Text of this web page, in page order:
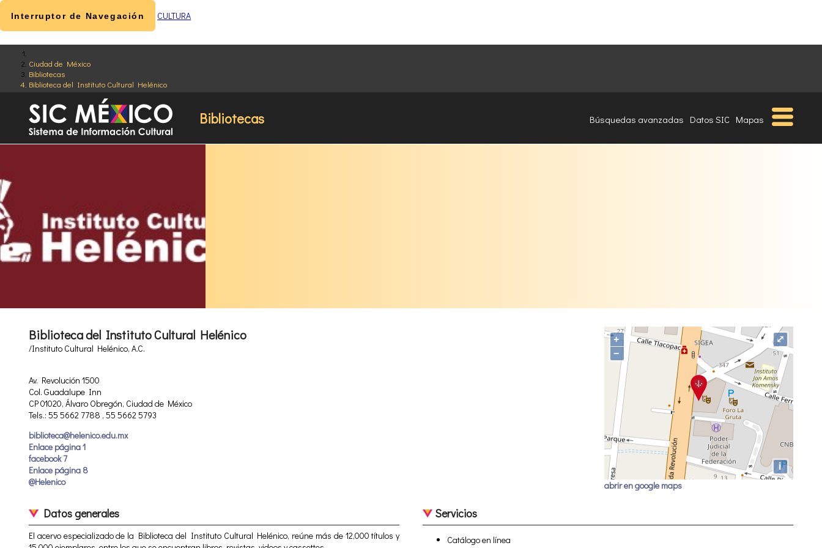
Ciudad de México
Bibliotecas
Biblioteca del Instituto Cultural Helénico
Bibliotecas Búsquedas avanzadas Datos SIC Mapas
Interruptor de Navegación CULTURA
Biblioteca del Instituto Cultural Helénico
/Instituto Cultural Helénico, A.C.
Av. Revolución 1500
Col. Guadalupe Inn
CP 01020, Álvaro Obregón, Ciudad de México
Tels.: 55 5662 7788 , 55 5662 5793
biblioteca@helenico.edu.mx
Enlace página 1
facebook 7
Enlace página 8
@Helenico
+
−
i
⤢
abrir en google maps
Datos generales
El acervo especializado de la Biblioteca del Instituto Cultural Helénico, reúne más de 12,000 títulos y
Servicios
Catálogo en línea